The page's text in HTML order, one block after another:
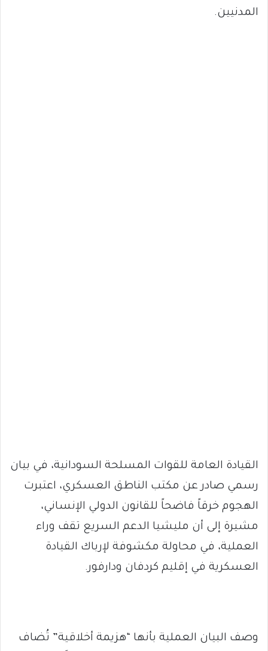
المدنيين.
القيادة العامة للقوات المسلحة السودانية، في بيان
رسمي صادر عن مكتب الناطق العسكري، اعتبرت
الهجوم خرقاً فاضحاً للقانون الدولي الإنساني،
مشيرة إلى أن مليشيا الدعم السريع تقف وراء
العملية، في محاولة مكشوفة لإرباك القيادة
العسكرية في إقليم كردفان ودارفور.
وصف البيان العملية بأنها “هزيمة أخلاقية” تُضاف